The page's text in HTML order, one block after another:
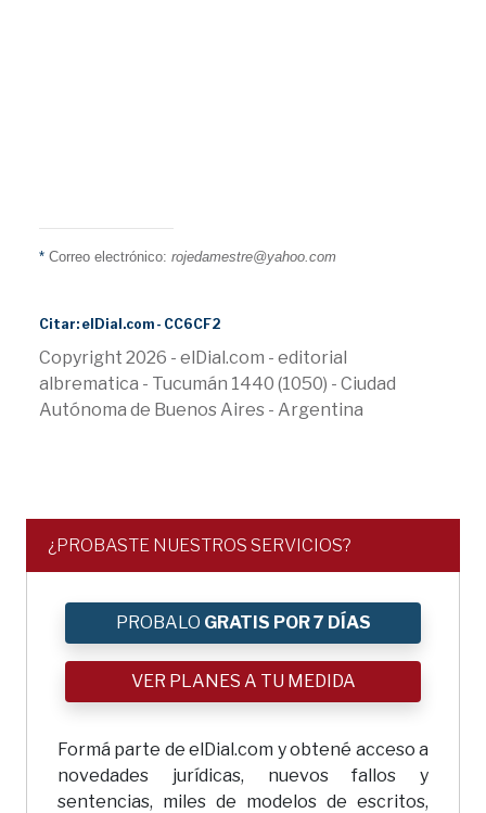
* Correo electrónico: rojedamestre@yahoo.com
Citar: elDial.com - CC6CF2
Copyright 2026 - elDial.com - editorial
albrematica - Tucumán 1440 (1050) - Ciudad
Autónoma de Buenos Aires - Argentina
¿PROBASTE NUESTROS SERVICIOS?
PROBALO GRATIS POR 7 DÍAS
VER PLANES A TU MEDIDA
Formá parte de elDial.com y obtené acceso a
novedades jurídicas, nuevos fallos y
sentencias, miles de modelos de escritos,